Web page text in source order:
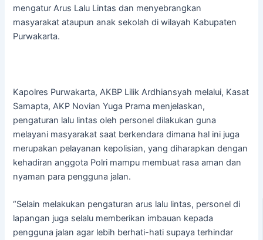
mengatur Arus Lalu Lintas dan menyebrangkan
masyarakat ataupun anak sekolah di wilayah Kabupaten
Purwakarta.
Kapolres Purwakarta, AKBP Lilik Ardhiansyah melalui, Kasat
Samapta, AKP Novian Yuga Prama menjelaskan,
pengaturan lalu lintas oleh personel dilakukan guna
melayani masyarakat saat berkendara dimana hal ini juga
merupakan pelayanan kepolisian, yang diharapkan dengan
kehadiran anggota Polri mampu membuat rasa aman dan
nyaman para pengguna jalan.
“Selain melakukan pengaturan arus lalu lintas, personel di
lapangan juga selalu memberikan imbauan kepada
pengguna jalan agar lebih berhati-hati supaya terhindar